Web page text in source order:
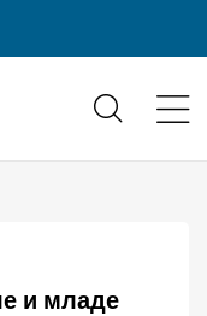
и младе